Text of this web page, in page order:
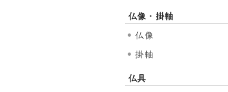
仏像・掛軸
仏像
掛軸
仏具